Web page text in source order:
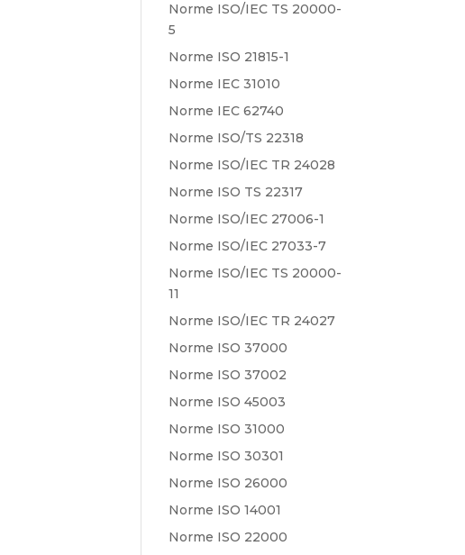
Norme ISO/IEC TS 20000-
5
Norme ISO 21815-1
Norme IEC 31010
Norme IEC 62740
Norme ISO/TS 22318
Norme ISO/IEC TR 24028
Norme ISO TS 22317
Norme ISO/IEC 27006-1
Norme ISO/IEC 27033-7
Norme ISO/IEC TS 20000-
11
Norme ISO/IEC TR 24027
Norme ISO 37000
Norme ISO 37002
Norme ISO 45003
Norme ISO 31000
Norme ISO 30301
Norme ISO 26000
Norme ISO 14001
Norme ISO 22000